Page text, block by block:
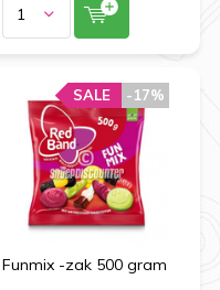
Funmix -zak 500 gram
-17%
SALE